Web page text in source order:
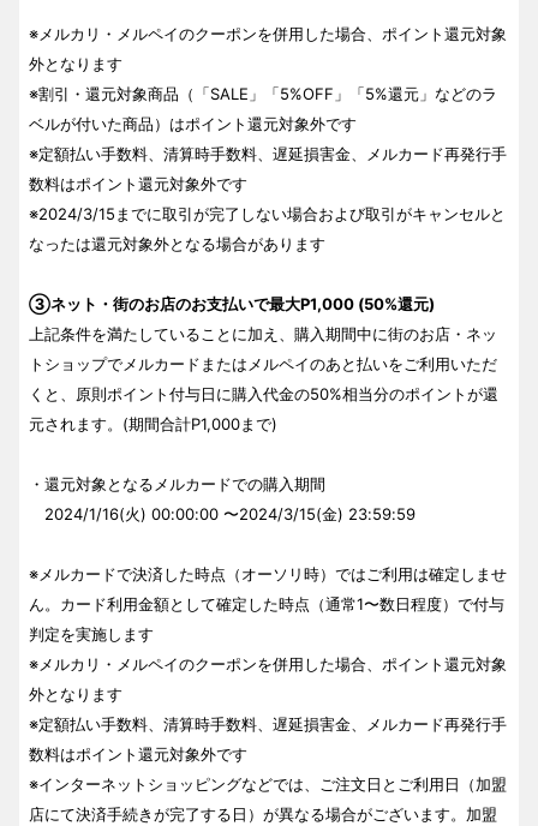
※メルカリ・メルペイのクーポンを併用した場合、ポイント還元対象
外となります
※割引・還元対象商品（「SALE」「5%OFF」「5%還元」などのラ
ベルが付いた商品）はポイント還元対象外です
※定額払い手数料、清算時手数料、遅延損害金、メルカード再発行手
数料はポイント還元対象外です
※2024/3/15までに取引が完了しない場合および取引がキャンセルと
なったは還元対象外となる場合があります
③ネット・街のお店のお支払いで最大P1,000 (50%還元)
上記条件を満たしていることに加え、購入期間中に街のお店・ネッ
トショップでメルカードまたはメルペイのあと払いをご利用いただ
くと、原則ポイント付与日に購入代金の50%相当分のポイントが還
元されます。(期間合計P1,000まで)
・還元対象となるメルカードでの購入期間
2024/1/16(火) 00:00:00 〜2024/3/15(金) 23:59:59
※メルカードで決済した時点（オーソリ時）ではご利用は確定しませ
ん。カード利用金額として確定した時点（通常1〜数日程度）で付与
判定を実施します
※メルカリ・メルペイのクーポンを併用した場合、ポイント還元対象
外となります
※定額払い手数料、清算時手数料、遅延損害金、メルカード再発行手
数料はポイント還元対象外です
※インターネットショッピングなどでは、ご注文日とご利用日（加盟
店にて決済手続きが完了する日）が異なる場合がございます。加盟